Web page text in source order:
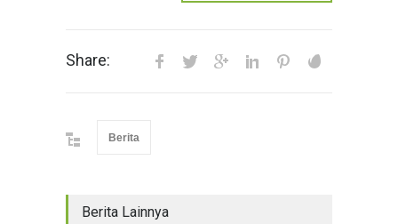
Share:
Berita
Berita Lainnya